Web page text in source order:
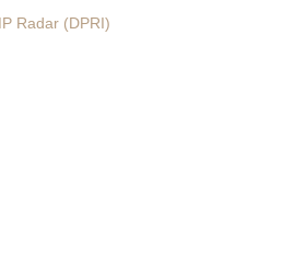
Radar (DPRI)